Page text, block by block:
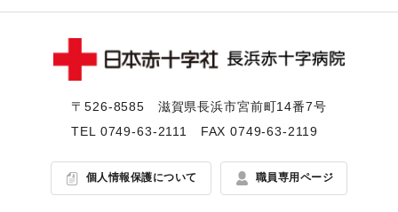
〒526-8585 滋賀県⻑浜市宮前町14番7号
TEL 0749-63-2111 FAX 0749-63-2119
個人情報保護について 職員専用ページ